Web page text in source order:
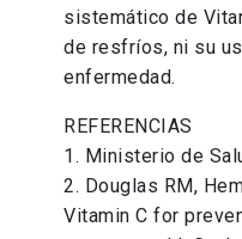
sistemático de
de resfríos, ni su
enfermedad.
REFERENCIAS
1. Ministerio de
2. Douglas RM,
Vitamin C for